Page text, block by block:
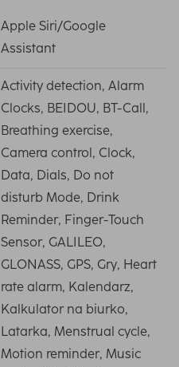
Apple Siri/Google
Assistant
Activity detection, Alarm
Clocks, BEIDOU, BT-Call,
Breathing exercise,
Camera control, Clock,
Data, Dials, Do not
disturb Mode, Drink
Reminder, Finger-Touch
Sensor, GALILEO,
GLONASS, GPS, Gry, Heart
rate alarm, Kalendarz,
Kalkulator na biurko,
Latarka, Menstrual cycle,
Motion reminder, Music